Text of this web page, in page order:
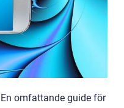
omfattande guide för